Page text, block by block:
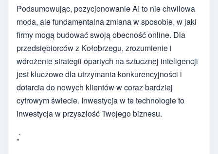
Podsumowując, pozycjonowanie AI to nie chwilowa
moda, ale fundamentalna zmiana w sposobie, w jaki
firmy mogą budować swoją obecność online. Dla
przedsiębiorców z Kołobrzegu, zrozumienie i
wdrożenie strategii opartych na sztucznej inteligencji
jest kluczowe dla utrzymania konkurencyjności i
dotarcia do nowych klientów w coraz bardziej
cyfrowym świecie. Inwestycja w te technologie to
inwestycja w przyszłość Twojego biznesu.
„`